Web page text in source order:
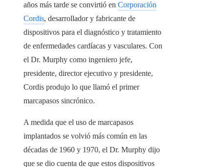
años más tarde se convirtió en Corporación
Cordis, desarrollador y fabricante de
dispositivos para el diagnóstico y tratamiento
de enfermedades cardíacas y vasculares. Con
el Dr. Murphy como ingeniero jefe,
presidente, director ejecutivo y presidente,
Cordis produjo lo que llamó el primer
marcapasos sincrónico.
A medida que el uso de marcapasos
implantados se volvió más común en las
décadas de 1960 y 1970, el Dr. Murphy dijo
que se dio cuenta de que estos dispositivos